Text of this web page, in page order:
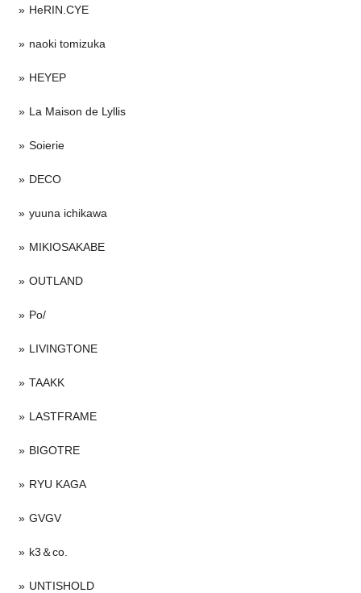
HeRIN.CYE
naoki tomizuka
HEYEP
La Maison de Lyllis
Soierie
DECO
yuuna ichikawa
MIKIOSAKABE
OUTLAND
Po/
LIVINGTONE
TAAKK
LASTFRAME
BIGOTRE
RYU KAGA
GVGV
k3＆co.
UNTISHOLD